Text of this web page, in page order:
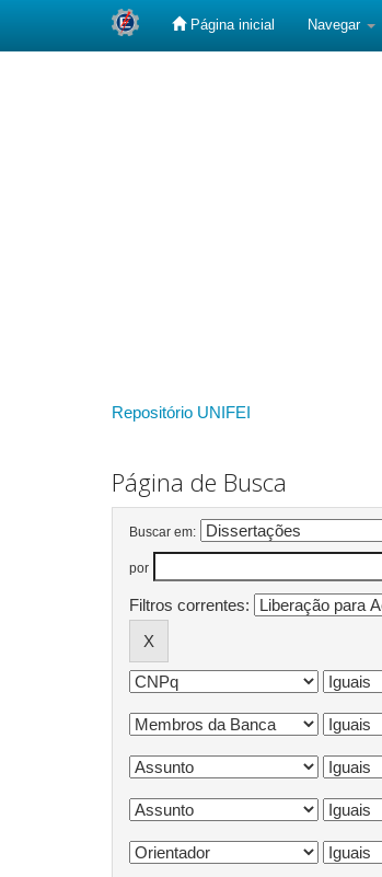
Página inicial Navegar
Repositório UNIFEI
Página de Busca
Buscar em:
por
Filtros correntes: